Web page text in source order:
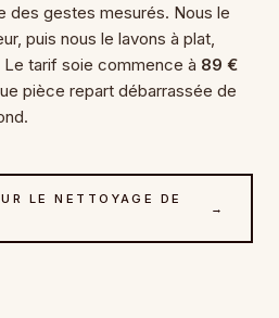
des gestes mesurés. Nous le
puis nous le lavons à plat,
tarif soie commence à 89 €
pièce repart débarrassée de
LE NETTOYAGE DE
→